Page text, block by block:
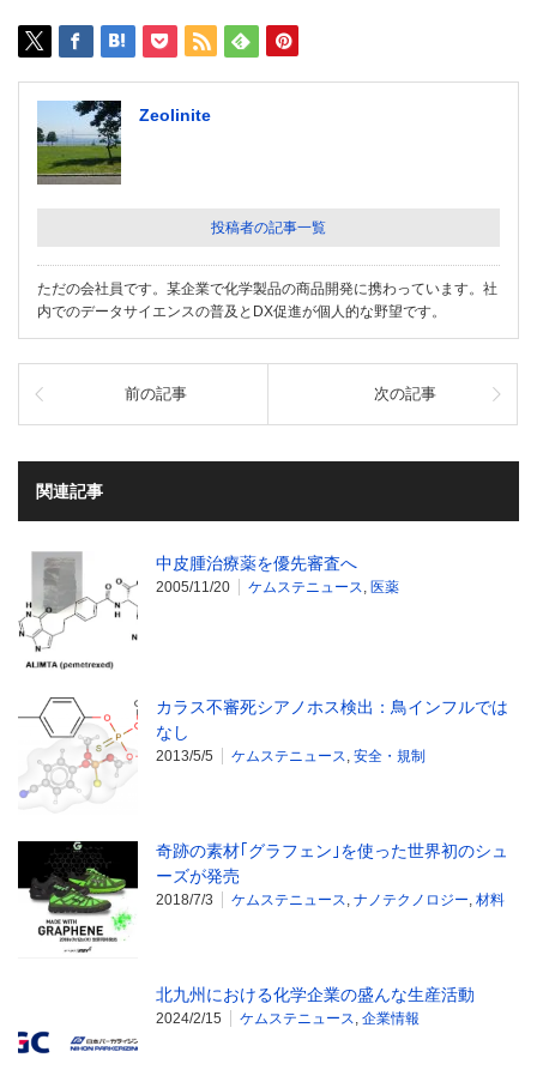
Zeolinite
投稿者の記事一覧
ただの会社員です。某企業で化学製品の商品開発に携わっています。社
内でのデータサイエンスの普及とDX促進が個人的な野望です。
前の記事 次の記事
関連記事
中皮腫治療薬を優先審査へ
2005/11/20 ケムステニュース, 医薬
カラス不審死シアノホス検出：鳥インフルでは
なし
2013/5/5 ケムステニュース, 安全・規制
奇跡の素材｢グラフェン｣を使った世界初のシュ
ーズが発売
2018/7/3 ケムステニュース, ナノテクノロジー, 材料
北九州における化学企業の盛んな生産活動
2024/2/15 ケムステニュース, 企業情報